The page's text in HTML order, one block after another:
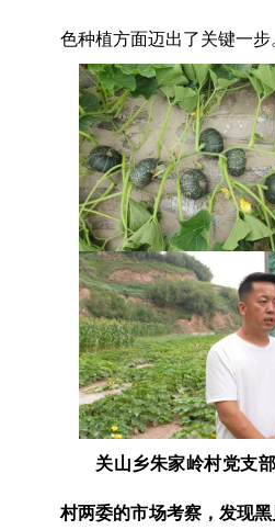
色种植方面迈出了关键一步
关山乡朱家岭村党支
村两委的市场考察，发现